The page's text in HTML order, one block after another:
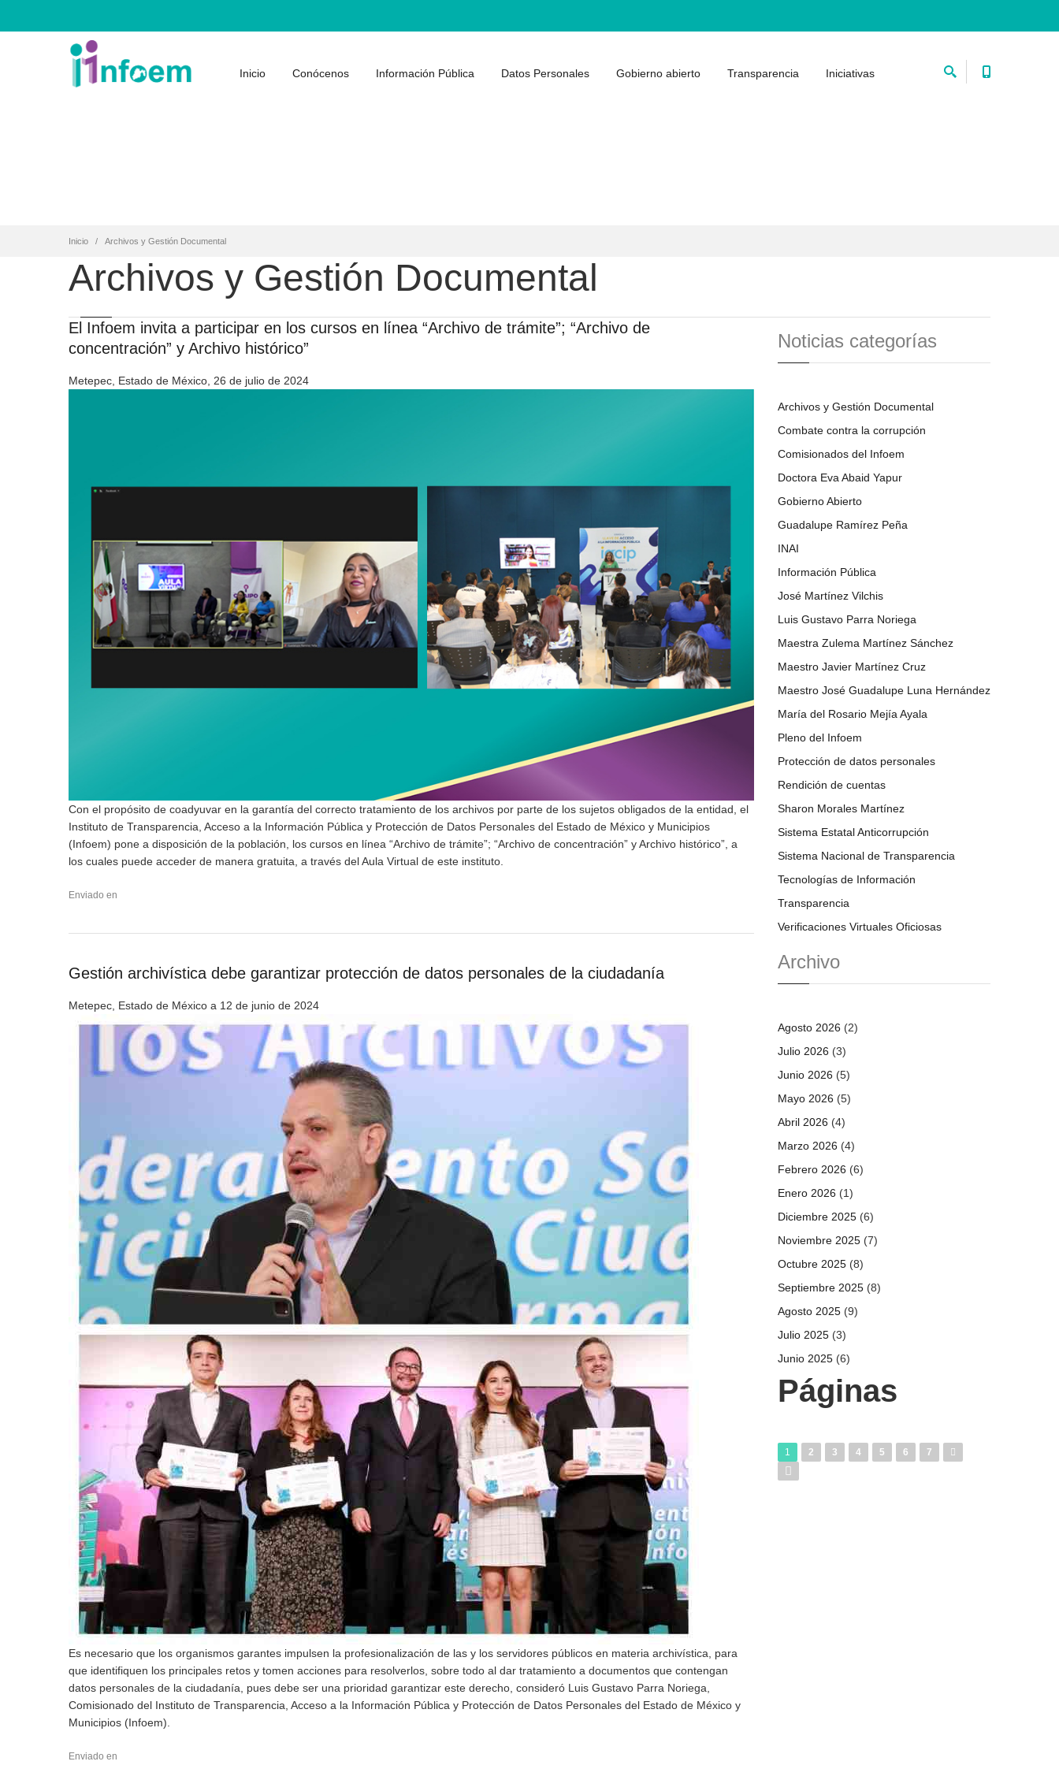
Inicio Conócenos Información Pública Datos Personales Gobierno abierto Transparencia Iniciativas
Inicio Archivos y Gestión Documental
Archivos y Gestión Documental
El Infoem invita a participar en los cursos en línea “Archivo de trámite”; “Archivo de
concentración” y Archivo histórico”
Metepec, Estado de México, 26 de julio de 2024
Con el propósito de coadyuvar en la garantía del correcto tratamiento de los archivos por parte de los sujetos obligados de la entidad, el
Instituto de Transparencia, Acceso a la Información Pública y Protección de Datos Personales del Estado de México y Municipios
(Infoem) pone a disposición de la población, los cursos en línea “Archivo de trámite”; “Archivo de concentración” y Archivo histórico”, a
los cuales puede acceder de manera gratuita, a través del Aula Virtual de este instituto.
Enviado en
Gestión archivística debe garantizar protección de datos personales de la ciudadanía
Metepec, Estado de México a 12 de junio de 2024
Es necesario que los organismos garantes impulsen la profesionalización de las y los servidores públicos en materia archivística, para
que identifiquen los principales retos y tomen acciones para resolverlos, sobre todo al dar tratamiento a documentos que contengan
datos personales de la ciudadanía, pues debe ser una prioridad garantizar este derecho, consideró Luis Gustavo Parra Noriega,
Comisionado del Instituto de Transparencia, Acceso a la Información Pública y Protección de Datos Personales del Estado de México y
Municipios (Infoem).
Enviado en
Noticias categorías
Archivos y Gestión Documental
Combate contra la corrupción
Comisionados del Infoem
Doctora Eva Abaid Yapur
Gobierno Abierto
Guadalupe Ramírez Peña
INAI
Información Pública
José Martínez Vilchis
Luis Gustavo Parra Noriega
Maestra Zulema Martínez Sánchez
Maestro Javier Martínez Cruz
Maestro José Guadalupe Luna Hernández
María del Rosario Mejía Ayala
Pleno del Infoem
Protección de datos personales
Rendición de cuentas
Sharon Morales Martínez
Sistema Estatal Anticorrupción
Sistema Nacional de Transparencia
Tecnologías de Información
Transparencia
Verificaciones Virtuales Oficiosas
Archivo
Agosto 2026 (2)
Julio 2026 (3)
Junio 2026 (5)
Mayo 2026 (5)
Abril 2026 (4)
Marzo 2026 (4)
Febrero 2026 (6)
Enero 2026 (1)
Diciembre 2025 (6)
Noviembre 2025 (7)
Octubre 2025 (8)
Septiembre 2025 (8)
Agosto 2025 (9)
Julio 2025 (3)
Junio 2025 (6)
Páginas
1 2 3 4 5 6 7